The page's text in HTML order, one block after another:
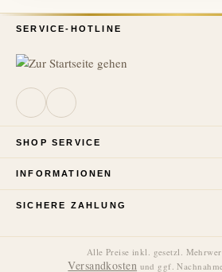
SERVICE-HOTLINE
SHOP SERVICE
INFORMATIONEN
SICHERE ZAHLUNG
Alle Preise inkl. gesetzl.
Versandkosten und ggf.